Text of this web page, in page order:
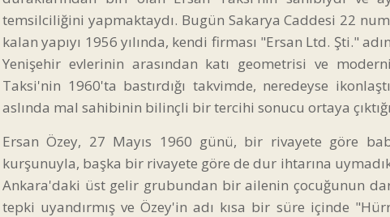
temsilciliğini yapmaktaydı. Bugün Sakarya Caddesi 22
kalan yapıyı 1956 yılında, kendi firması "Ersan Ltd. Şti."
Yenişehir evlerinin arasından katı geometrisi ve
Taksi'nin 1960'ta bastırdığı takvimde, neredeyse
aslında mal sahibinin bilinçli bir tercihi sonucu ortaya
Ersan Özey, 27 Mayıs 1960 günü, bir rivayete göre
kurşunuyla, başka bir rivayete göre de dur ihtarına
Ankara'daki üst gelir grubundan bir ailenin çocuğunun
tepki uyandırmış ve Özey'in adı kısa bir süre içinde